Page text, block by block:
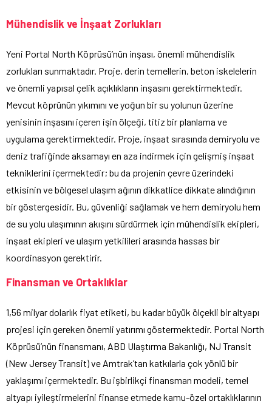
Mühendislik ve İnşaat Zorlukları
Yeni Portal North Köprüsü’nün inşası, önemli mühendislik
zorlukları sunmaktadır. Proje, derin temellerin, beton iskelelerin
ve önemli yapısal çelik açıklıkların inşasını gerektirmektedir.
Mevcut köprünün yıkımını ve yoğun bir su yolunun üzerine
yenisinin inşasını içeren işin ölçeği, titiz bir planlama ve
uygulama gerektirmektedir. Proje, inşaat sırasında demiryolu ve
deniz trafiğinde aksamayı en aza indirmek için gelişmiş inşaat
tekniklerini içermektedir; bu da projenin çevre üzerindeki
etkisinin ve bölgesel ulaşım ağının dikkatlice dikkate alındığının
bir göstergesidir. Bu, güvenliği sağlamak ve hem demiryolu hem
de su yolu ulaşımının akışını sürdürmek için mühendislik ekipleri,
inşaat ekipleri ve ulaşım yetkilileri arasında hassas bir
koordinasyon gerektirir.
Finansman ve Ortaklıklar
1,56 milyar dolarlık fiyat etiketi, bu kadar büyük ölçekli bir altyapı
projesi için gereken önemli yatırımı göstermektedir. Portal North
Köprüsü’nün finansmanı, ABD Ulaştırma Bakanlığı, NJ Transit
(New Jersey Transit) ve Amtrak’tan katkılarla çok yönlü bir
yaklaşımı içermektedir. Bu işbirlikçi finansman modeli, temel
altyapı iyileştirmelerini finanse etmede kamu-özel ortaklıklarının